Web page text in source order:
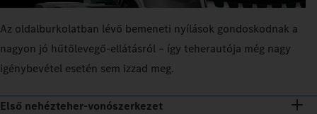
Az oldalburkolatban lévő bemeneti nyílások gondoskodnak a
nagyon jó hűtőlevegő-ellátásról – így teherautója még nagy
igénybevétel esetén sem izzad meg.
Első nehézteher-vonószerkezet